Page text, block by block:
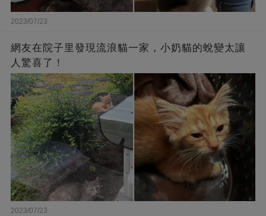
2023/07/23
網友在院子里發現流浪貓一家，小奶貓的蛻變太讓
人驚喜了！
2023/07/23